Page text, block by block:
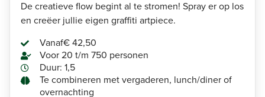
De creatieve flow begint al te stromen! Spray er op los
en creëer jullie eigen graffiti artpiece.
Vanaf€ 42,50
Voor 20 t/m 750 personen
Duur: 1,5
Te combineren met vergaderen, lunch/diner of
overnachting